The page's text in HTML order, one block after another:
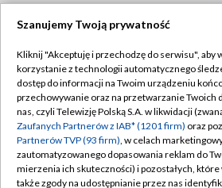
TVP
Abonament TVP
Emisja w TVP
Centrum informacji TVP
Naziemna Telewizja Cyfrowa
Regulamin
Polityka
Moje zgody
Pomoc
Szanujemy Twoją prywatność
Kliknij "Akceptuję i przechodzę do serwisu", aby
korzystanie z technologii automatycznego
dostęp do informacji na Twoim urządzeniu
przechowywanie oraz na przetwarzanie Twoich
nas, czyli Telewizję Polską S.A. w likwidacji
Zaufanych Partnerów z IAB* (1201 firm) oraz
Partnerów TVP (93 firm), w celach
zautomatyzowanego dopasowania reklam do
mierzenia ich skuteczności) i pozostałych,
także zgody na udostępnianie przez nas